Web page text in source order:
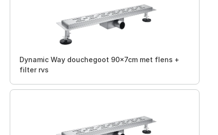
Dynamic Way douchegoot 90x7cm met flens +
filter rvs